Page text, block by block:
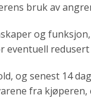
bruk av
og
redusert
og senest 14
fra